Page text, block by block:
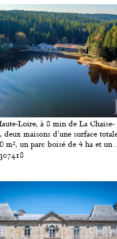
Loire, à 8 min de La Chaise-
deux maisons d'une surface
m², un parc boisé de 4 ha et un ...